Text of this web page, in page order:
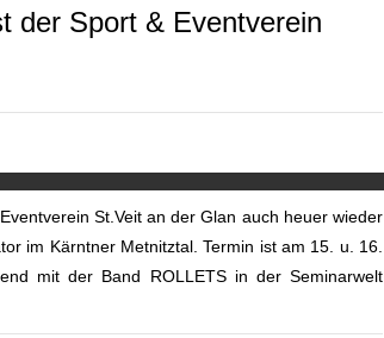
der Sport & Eventverein
St.Veit an der Glan auch heuer wieder
im Kärntner Metnitztal. Termin ist am 15. u. 16.
mit der Band ROLLETS in der Seminarwelt